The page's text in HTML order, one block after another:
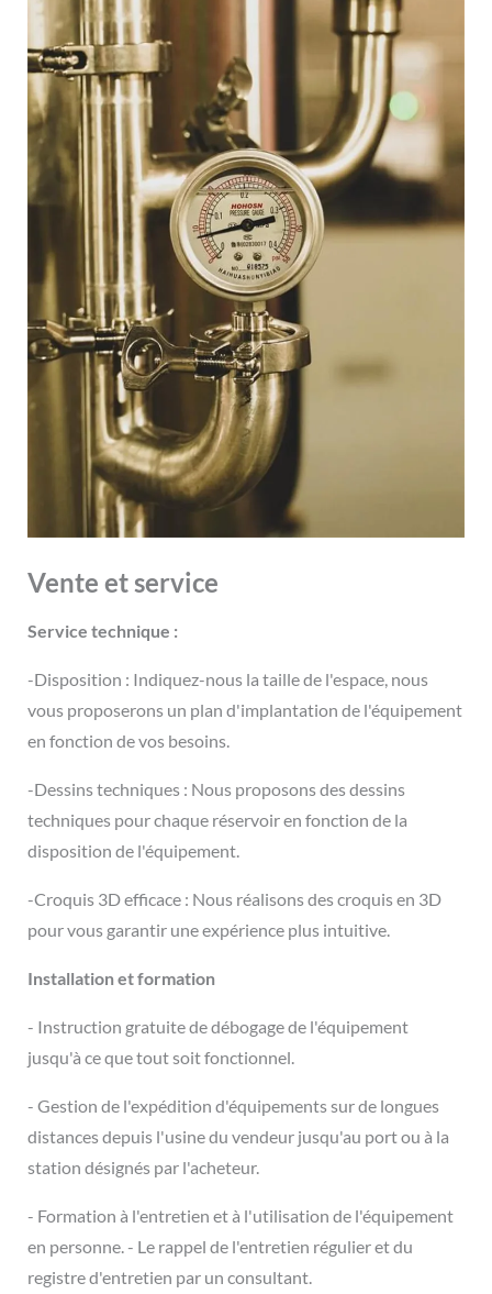
Vente et service
Service technique :
-Disposition : Indiquez-nous la taille de l'espace, nous
vous proposerons un plan d'implantation de l'équipement
en fonction de vos besoins.
-Dessins techniques : Nous proposons des dessins
techniques pour chaque réservoir en fonction de la
disposition de l'équipement.
-Croquis 3D efficace : Nous réalisons des croquis en 3D
pour vous garantir une expérience plus intuitive.
Installation et formation
- Instruction gratuite de débogage de l'équipement
jusqu'à ce que tout soit fonctionnel.
- Gestion de l'expédition d'équipements sur de longues
distances depuis l'usine du vendeur jusqu'au port ou à la
station désignés par l'acheteur.
- Formation à l'entretien et à l'utilisation de l'équipement
en personne. - Le rappel de l'entretien régulier et du
registre d'entretien par un consultant.